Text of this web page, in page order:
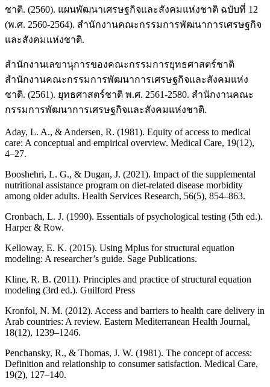
ชาติ. (2560). แผนพัฒนาเศรษฐกิจและสังคมแห่งชาติ ฉบับที่ 12
(พ.ศ. 2560-2564). สำนักงานคณะกรรมการพัฒนาการเศรษฐกิจ
และสังคมแห่งชาติ.
สำนักงานเลขานุการของคณะกรรมการยุทธศาสตร์ชาติ
สำนักงานคณะกรรมการพัฒนาการเศรษฐกิจและสังคมแห่ง
ชาติ. (2561). ยุทธศาสตร์ชาติ พ.ศ. 2561-2580. สำนักงานคณะ
กรรมการพัฒนาการเศรษฐกิจและสังคมแห่งชาติ.
Aday, L. A., & Andersen, R. (1981). Equity of access to medical
care: A conceptual and empirical overview. Medical Care, 19(12),
4–27.
Booshehri, L. G., & Dugan, J. (2021). Impact of the supplemental
nutritional assistance program on diet-related disease morbidity
among older adults. Health Services Research, 56(5), 854–863.
Cronbach, L. J. (1990). Essentials of psychological testing (5th ed.).
Harper & Row.
Kelloway, E. K. (2015). Using Mplus for structural equation
modeling: A researcher’s guide. Sage Publications.
Kline, R. B. (2011). Principles and practice of structural equation
modeling (3rd ed.). Guilford Press
Kronfol, N. M. (2012). Access and barriers to health care delivery in
Arab countries: A review. Eastern Mediterranean Health Journal,
18(12), 1239–1246.
Penchansky, R., & Thomas, J. W. (1981). The concept of access:
Definition and relationship to consumer satisfaction. Medical Care,
19(2), 127–140.